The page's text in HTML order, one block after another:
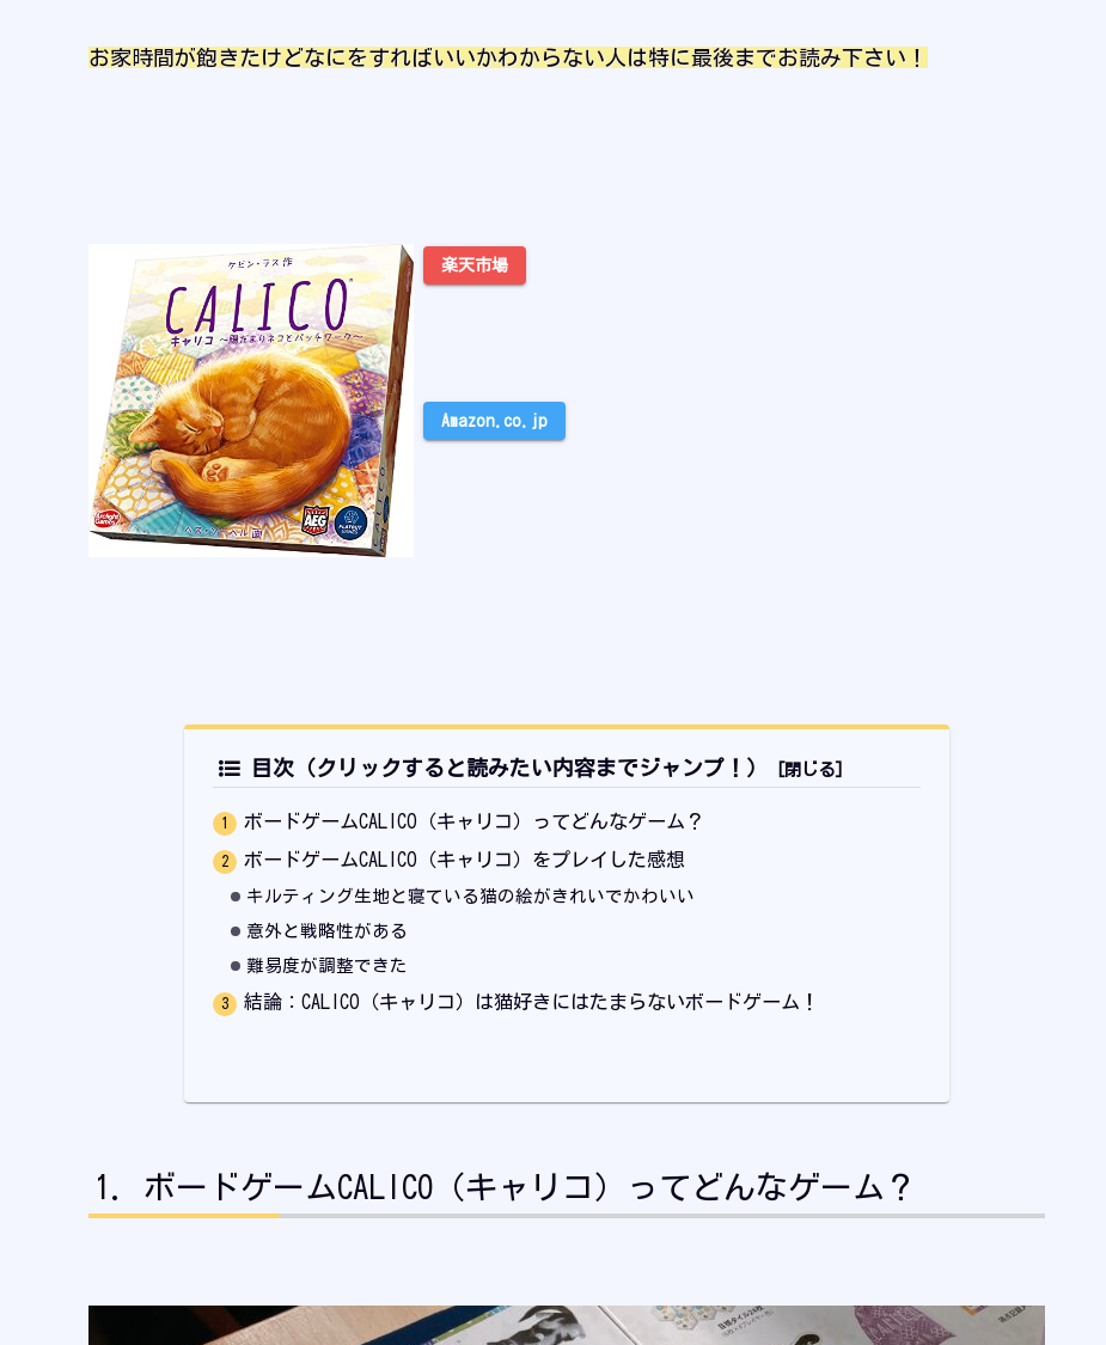
お家時間が飽きたけどなにをすればいいかわからない人は特に最後までお読み下さい！
楽天市場
Amazon.co.jp
目次（クリックすると読みたい内容までジャンプ！）
ボードゲームCALICO（キャリコ）ってどんなゲーム？
ボードゲームCALICO（キャリコ）をプレイした感想
キルティング生地と寝ている猫の絵がきれいでかわいい
意外と戦略性がある
難易度が調整できた
結論：CALICO（キャリコ）は猫好きにはたまらないボードゲーム！
ボードゲームCALICO（キャリコ）ってどんなゲーム？